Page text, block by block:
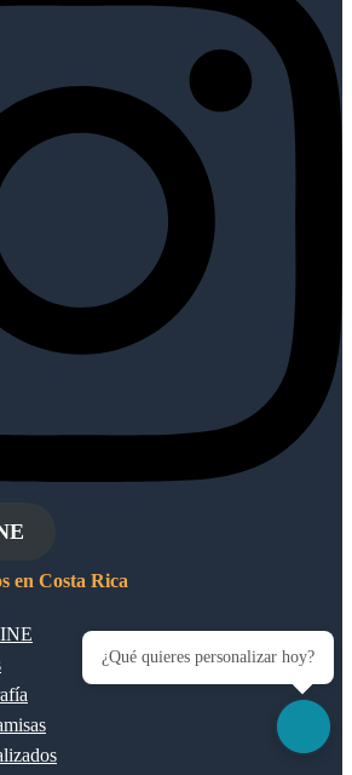
en Costa Rica
¿Qué quieres personalizar hoy?